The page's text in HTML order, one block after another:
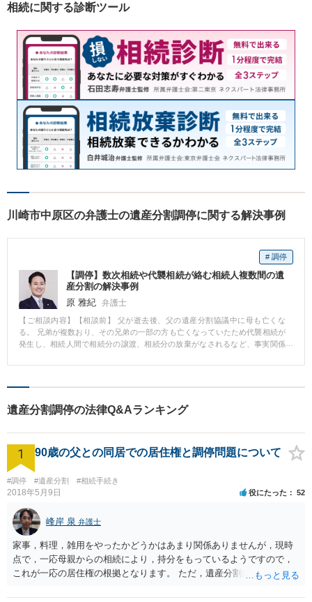
相続に関する診断ツール
川崎市中原区の弁護士の遺産分割調停に関する解決事例
# 調停
【調停】数次相続や代襲相続が絡む相続人複数間の遺
産分割の解決事例
原 雅紀 弁護士
【ご相談内容】【相談前】 父が逝去後、父の遺産分割協議中に母も亡くな
る。 兄弟が複数おり、その兄弟の一部の方も亡くなっていたため代襲相続が
発生し、相続人間で相続分の譲渡、相続分の放棄がなされるなど、事実関係
した相続分の帰属や、相続分の譲渡の帰属を整理したうえで、採取的な相続
不動産の具体的な処分方法も定めたうえで、最終的に調停成立にいたる。
【先生のコメント】 遺産分割が成立するに至るまで相当複雑な事実関係が絡
し、無事解決に至ることができました。
遺産分割調停の法律Q&Aランキング
1 90歳の父との同居での居住権と調停問題について
#調停 #遺産分割 #相続手続き
2018年5月9日 役にたった 52
峰岸 泉 弁護士
家事，料理，雑用をやったかどうかはあまり関係ありませんが，現時
点で，一応母親からの相続により，持分をもっているようですので，
これが一応の居住権の根拠となります。 ただ，遺産分割により，母の